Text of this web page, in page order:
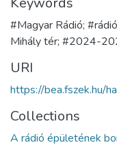
#Magyar Rádió;
Mihály tér; #2024-
URI
https://bea.fszek.hu/
Collections
A rádió épületének